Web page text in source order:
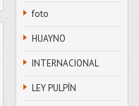
foto
HUAYNO
INTERNACIONAL
LEY PULPÍN